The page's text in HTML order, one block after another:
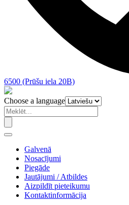
6500 (Prūšu iela 20B)
Choose a language
Galvenā
Nosacījumi
Piegāde
Jautājumi / Atbildes
Aizpildīt pieteikumu
Kontaktinformācija